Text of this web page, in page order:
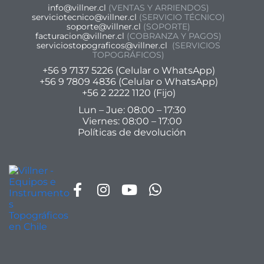
info@villner.cl (VENTAS Y ARRIENDOS)
serviciotecnico@villner.cl (SERVICIO TÉCNICO)
soporte@villner.cl (SOPORTE)
facturacion@villner.cl (COBRANZA Y PAGOS)
serviciostopograficos@villner.cl (SERVICIOS
TOPOGRÁFICOS)
+56 9 7137 5226 (Celular o WhatsApp)
+56 9 7809 4836 (Celular o WhatsApp)
+56 2 2222 1120 (Fijo)
Lun – Jue: 08:00 – 17:30
Viernes: 08:00 – 17:00
Políticas de devolución